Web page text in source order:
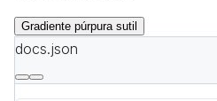
Gradiente púrpura sutil
docs.json